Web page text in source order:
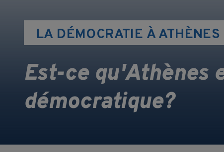
LA DÉMOCRATIE À ATHÈNES
Est-ce qu'Athènes
démocratique?